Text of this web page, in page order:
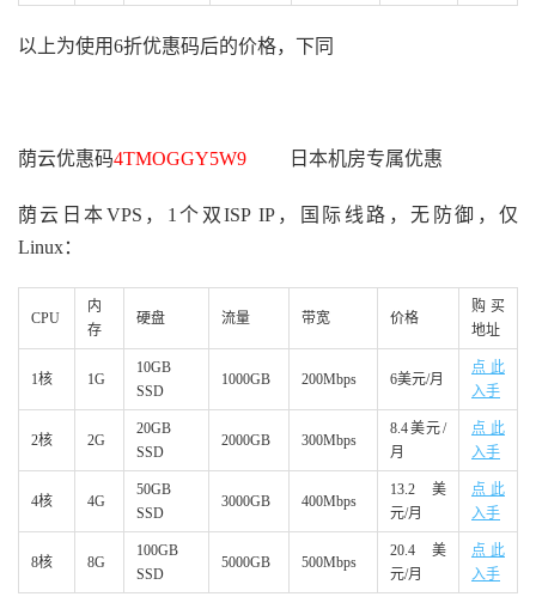
以上为使用6折优惠码后的价格，下同
荫云优惠码4TMOGGY5W9 日本机房专属优惠
荫云日本VPS，1个双ISP IP，国际线路，无防御，仅
Linux：
CPU
内
存
硬盘 流量 带宽 价格
购买
地址
1核 1G
10GB
SSD
1000GB 200Mbps 6美元/月
点此
入手
2核 2G
20GB
SSD
2000GB 300Mbps
8.4美元/
月
点此
入手
4核 4G
50GB
SSD
3000GB 400Mbps
13.2美
元/月
点此
入手
8核 8G
100GB
SSD
5000GB 500Mbps
20.4美
元/月
点此
入手